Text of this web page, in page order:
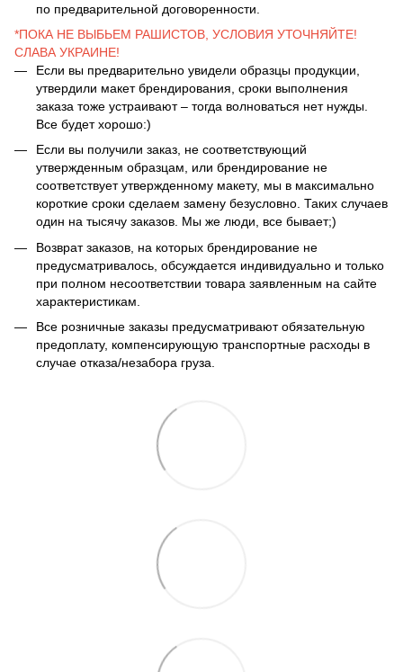
по предварительной договоренности.
*ПОКА НЕ ВЫБЬЕМ РАШИСТОВ, УСЛОВИЯ УТОЧНЯЙТЕ!
СЛАВА УКРАИНЕ!
Если вы предварительно увидели образцы продукции,
утвердили макет брендирования, сроки выполнения
заказа тоже устраивают – тогда волноваться нет нужды.
Все будет хорошо:)
Если вы получили заказ, не соответствующий
утвержденным образцам, или брендирование не
соответствует утвержденному макету, мы в максимально
короткие сроки сделаем замену безусловно. Таких случаев
один на тысячу заказов. Мы же люди, все бывает;)
Возврат заказов, на которых брендирование не
предусматривалось, обсуждается индивидуально и только
при полном несоответствии товара заявленным на сайте
характеристикам.
Все розничные заказы предусматривают обязательную
предоплату, компенсирующую транспортные расходы в
случае отказа/незабора груза.